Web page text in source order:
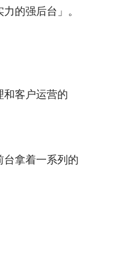
的强后台」。
和客户运营的
拿着一系列的